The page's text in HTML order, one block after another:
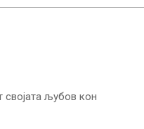
својата љубов кон